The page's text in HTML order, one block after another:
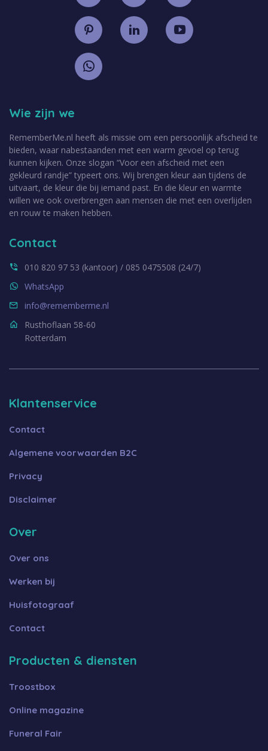
Contact
010 820 97 53 (kantoor) / 085 0475508 (24/7)
WhatsApp
info@rememberme.nl
Rusthoflaan 58-60
Rotterdam
Wie zijn we
RememberMe.nl heeft als missie om een persoonlijk afscheid te
bieden, waar nabestaanden met een warm gevoel op terug
kunnen kijken. Onze slogan “Voor een afscheid met een
gekleurd randje” typeert ons. Wij brengen kleur aan tijdens de
uitvaart, de kleur die bij iemand past. En die kleur en warmte
willen we ook overbrengen aan mensen die met een overlijden
en rouw te maken hebben.
Klantenservice
Contact
Algemene voorwaarden B2C
Privacy
Disclaimer
Over
Over ons
Werken bij
Huisfotograaf
Contact
Producten & diensten
Troostbox
Online magazine
Funeral Fair